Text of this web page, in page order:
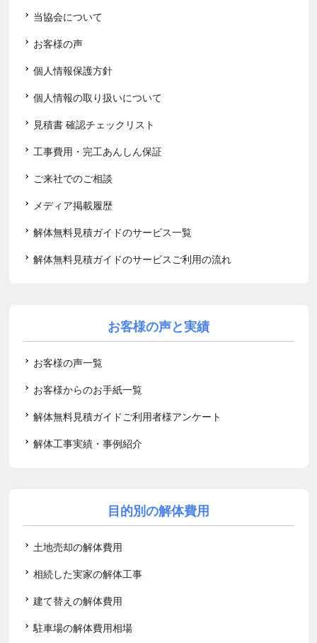
当協会について
お客様の声
個人情報保護方針
個人情報の取り扱いについて
見積書 確認チェックリスト
工事費用・完工あんしん保証
ご来社でのご相談
メディア掲載履歴
解体無料見積ガイドのサービス一覧
解体無料見積ガイドのサービスご利用の流れ
お客様の声と実績
お客様の声一覧
お客様からのお手紙一覧
解体無料見積ガイドご利用者様アンケート
解体工事実績・事例紹介
目的別の解体費用
土地売却の解体費用
相続した実家の解体工事
建て替えの解体費用
駐車場の解体費用相場